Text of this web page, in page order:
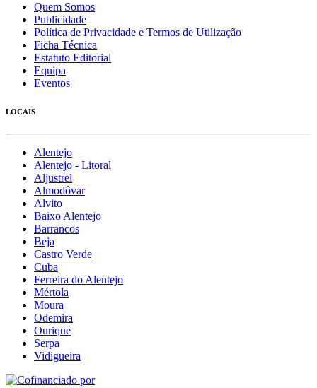
Quem Somos
Publicidade
Política de Privacidade e Termos de Utilização
Ficha Técnica
Estatuto Editorial
Equipa
Eventos
LOCAIS
Alentejo
Alentejo - Litoral
Aljustrel
Almodôvar
Alvito
Baixo Alentejo
Barrancos
Beja
Castro Verde
Cuba
Ferreira do Alentejo
Mértola
Moura
Odemira
Ourique
Serpa
Vidigueira